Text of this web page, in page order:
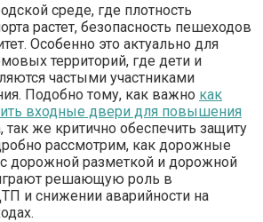
среде, где плотность
растет, безопасность пешеходов
Особенно это актуально для
территорий, где дети и
частыми участниками
Подобно тому, как важно как
входные двери для повышения
так же критично обеспечить защиту
рассмотрим, как дорожные
с дорожной разметкой и дорожной
решающую роль в
и снижении аварийности на